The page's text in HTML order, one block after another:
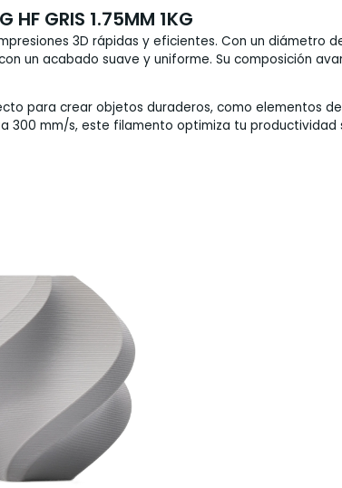
HF GRIS 1.75MM 1KG
3D rápidas y eficientes. Con un diámetro
un acabado suave y uniforme. Su composición
para crear objetos duraderos, como elementos
mm/s, este filamento optimiza tu productividad